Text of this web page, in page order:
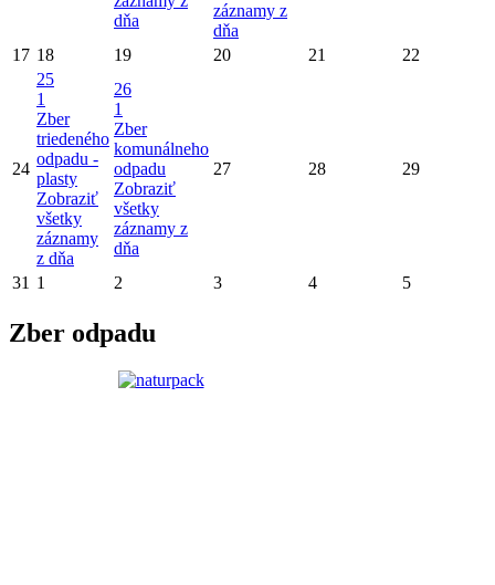
dňa
záznamy z
dňa
17 18 19 20 21 22
24
25
1
Zber
triedeného
odpadu -
plasty
Zobraziť
všetky
záznamy
z dňa
26
1
Zber
komunálneho
odpadu
Zobraziť
všetky
záznamy z
dňa
27 28 29
31 1 2 3 4 5
Zber odpadu